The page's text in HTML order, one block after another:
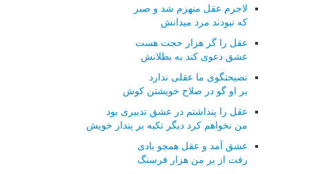
لاجرم عقل منهزم شد و صبر
که نبودند مرد میدانش
عقل را گر هزار حجت هست
عشق دعوی کند به بطلانش
نصیحتگوی ما عقلی ندارد
بر او گو در صلاح خویشتن کوش
عقل را پنداشتم در عشق تدبیری بود
من نخواهم کرد دیگر تکیه بر پندار خویش
عشق آمد و عقل همچو بادی
رفت از بر من هزار فرسنگ